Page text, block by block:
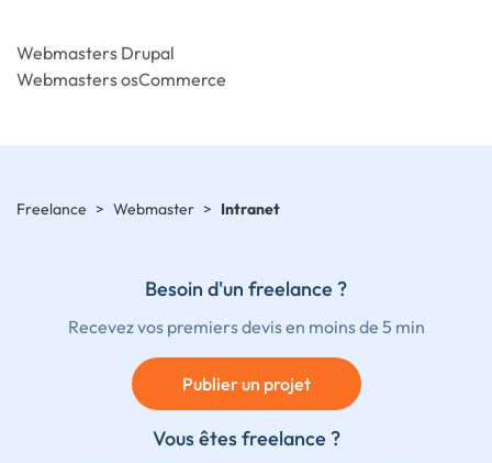
Webmasters Drupal
Webmasters osCommerce
Freelance > Webmaster > Intranet
Besoin d'un freelance ?
Recevez vos premiers devis en moins de 5 min
Publier un projet
Vous êtes freelance ?